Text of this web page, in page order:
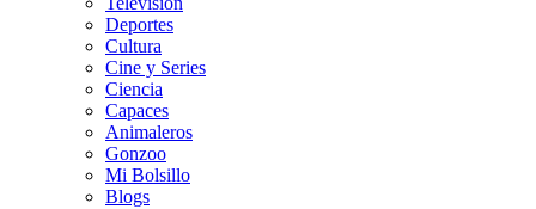
Deportes
Cultura
Cine y Series
Ciencia
Capaces
Animaleros
Gonzoo
Mi Bolsillo
Blogs